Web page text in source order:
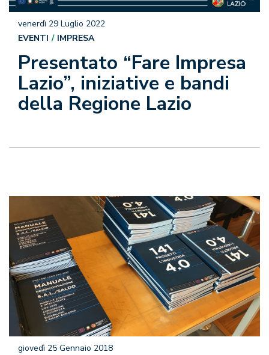
Presentato “Fare Impresa
Lazio”, iniziative e bandi
della Regione Lazio
venerdì 29 Luglio 2022
EVENTI
IMPRESA
giovedì 25 Gennaio 2018